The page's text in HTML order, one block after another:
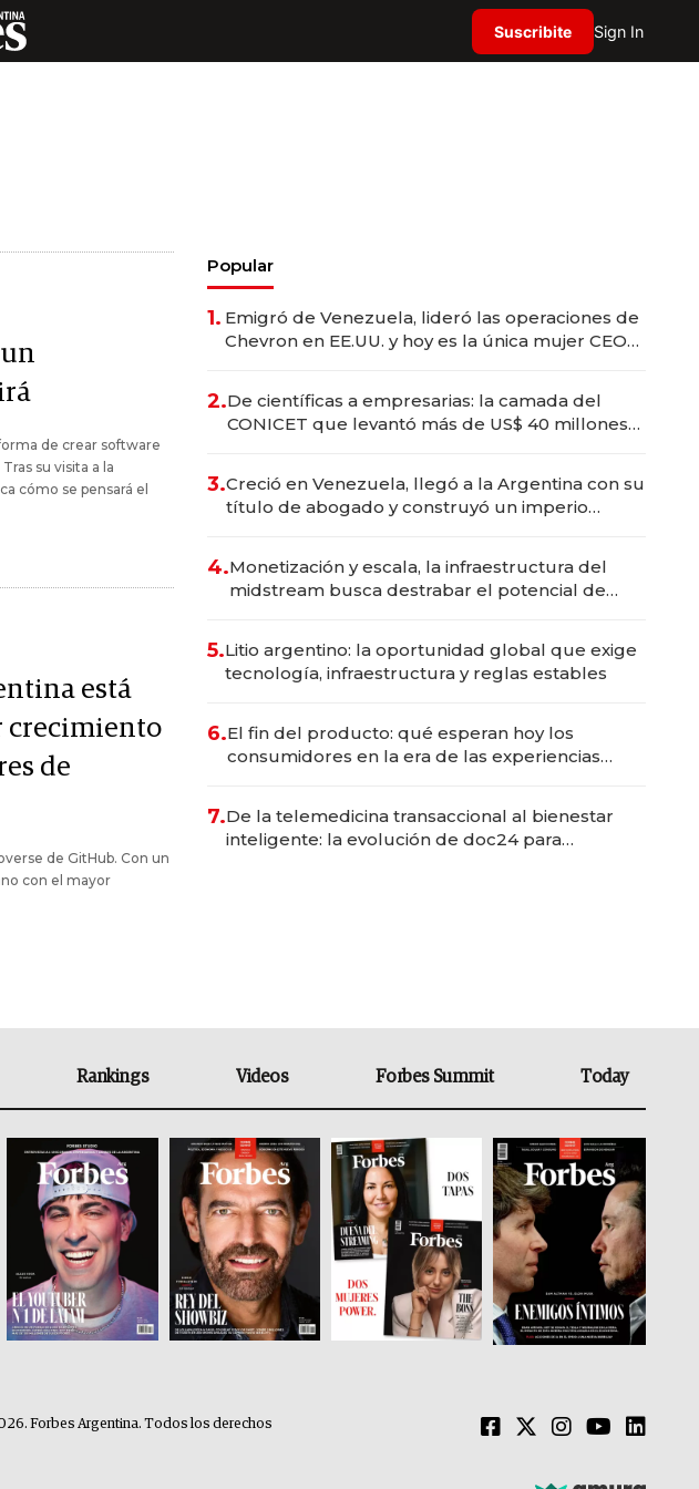
Suscribite Sign In
de crear software
su visita a la
cómo se pensará el
está
crecimiento
de
de GitHub. Con un
con el mayor
Popular
1. Emigró de Venezuela, lideró las operaciones de
Chevron en EE.UU. y hoy es la única mujer CEO
2.De científicas a empresarias: la camada del
CONICET que levantó más de US$ 40 millones
3.Creció en Venezuela, llegó a la Argentina con su
título de abogado y construyó un imperio
4.Monetización y escala, la infraestructura del
midstream busca destrabar el potencial de
5.Litio argentino: la oportunidad global que exige
tecnología, infraestructura y reglas estables
6.El fin del producto: qué esperan hoy los
consumidores en la era de las experiencias
7.De la telemedicina transaccional al bienestar
inteligente: la evolución de doc24 para
Rankings Videos Forbes Summit Today
Forbes Argentina. Todos los derechos